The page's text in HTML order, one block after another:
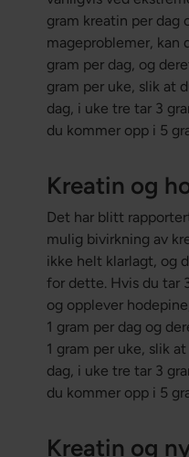
gram kreatin per dag
mageproblemer, kan
gram per dag, og
gram per uke, slik at
dag, i uke tre tar 3
du kommer opp i 5
Kreatin og
Det har blitt
mulig bivirkning av
ikke helt klarlagt, og
for dette. Hvis du tar
og opplever
1 gram per dag og
1 gram per uke, slik
dag, i uke tre tar 3
du kommer opp i 5
Kreatin og